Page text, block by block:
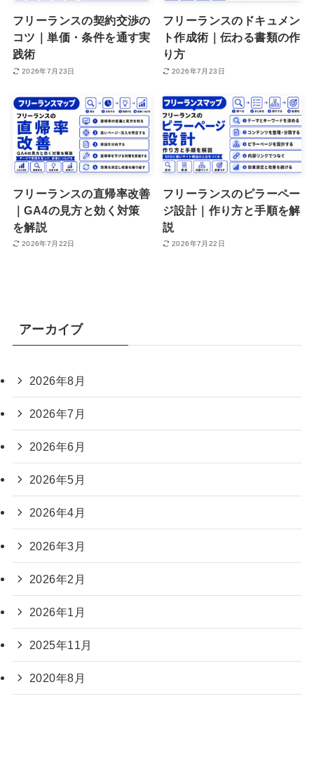
フリーランスの契約交渉の
コツ｜単価・条件を通す実
践術
2026年7月23日
フリーランスのドキュメン
ト作成術｜伝わる書類の作
り方
2026年7月23日
フリーランスの直帰率改善
｜GA4の見方と効く対策
を解説
2026年7月22日
フリーランスのピラーペー
ジ設計｜作り方と手順を解
説
2026年7月22日
アーカイブ
2026年8月
2026年7月
2026年6月
2026年5月
2026年4月
2026年3月
2026年2月
2026年1月
2025年11月
2020年8月